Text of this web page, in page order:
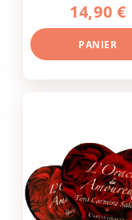
14,90 €
PANIER